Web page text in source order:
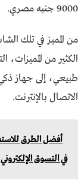
9000 جنيه مصري.
من المميز في تلك
الكثير من
طبيعي، إلى جهاز
الاتصال بالإنترنت.
في التسوق الإلكتروني